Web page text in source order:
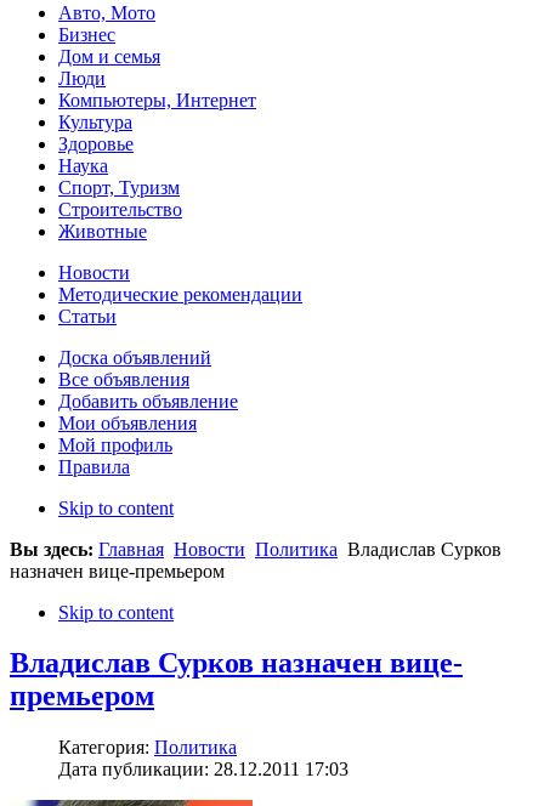
Авто, Мото
Бизнес
Дом и семья
Люди
Компьютеры, Интернет
Культура
Здоровье
Наука
Спорт, Туризм
Строительство
Животные
Новости
Методические рекомендации
Статьи
Доска объявлений
Все объявления
Добавить объявление
Мои объявления
Мой профиль
Правила
Skip to content
Вы здесь: Главная Новости Политика Владислав Сурков
назначен вице-премьером
Skip to content
Владислав Сурков назначен вице-
премьером
Категория: Политика
Дата публикации: 28.12.2011 17:03